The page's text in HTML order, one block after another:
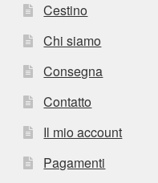
Cestino
Chi siamo
Consegna
Contatto
Il mio account
Pagamenti